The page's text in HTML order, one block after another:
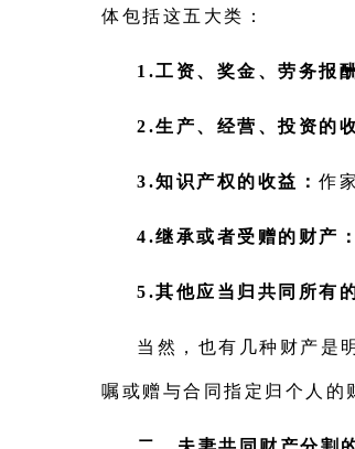
体包括这五大类：
1.工资、奖金、劳务报酬
2.生产、经营、投资的
3.知识产权的收益：作
4.继承或者受赠的财产：
5.其他应当归共同所有
当然，也有几种财产是
嘱或赠与合同指定归个人的